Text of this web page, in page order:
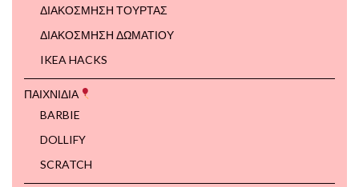
ΔΙΑΚΟΣΜΗΣΗ ΤΟΥΡΤΑΣ
ΔΙΑΚΟΣΜΗΣΗ ΔΩΜΑΤΙΟΥ
IKEA HACKS
ΠΑΙΧΝΙΔΙΑ
BARBIE
DOLLIFY
SCRATCH